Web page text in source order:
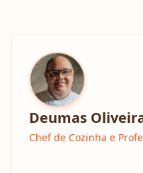
Deumas
Chef de Cozinha e